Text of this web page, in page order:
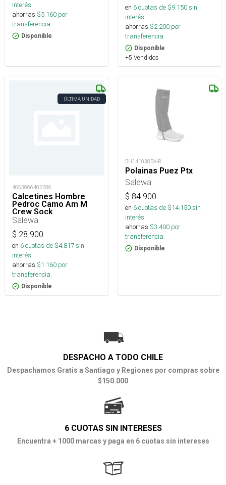
interés
ahorras $5.160 por
transferencia.
Disponible
en 6cuotas de $9.150sin
interés
ahorras $2.200 por
transferencia.
Disponible
+5 Vendidos
ÚLTIMA UNIDAD
4053866402286
Calcetines Hombre
Pedroc Camo Am M
Crew Sock
Salewa
$ 28.900
en 6cuotas de $4.817sin
interés
ahorras $1.160 por
transferencia.
Disponible
BH141038BA-R
Polainas Puez Ptx
Salewa
$ 84.900
en 6cuotas de $14.150sin
interés
ahorras $3.400 por
transferencia.
Disponible
DESPACHO A TODO CHILE
Despachamos Gratis a Santiago y Regiones por compras sobre
$150.000
6 CUOTAS SIN INTERESES
Encuentra + 1000 marcas y paga en 6 cuotas sin intereses